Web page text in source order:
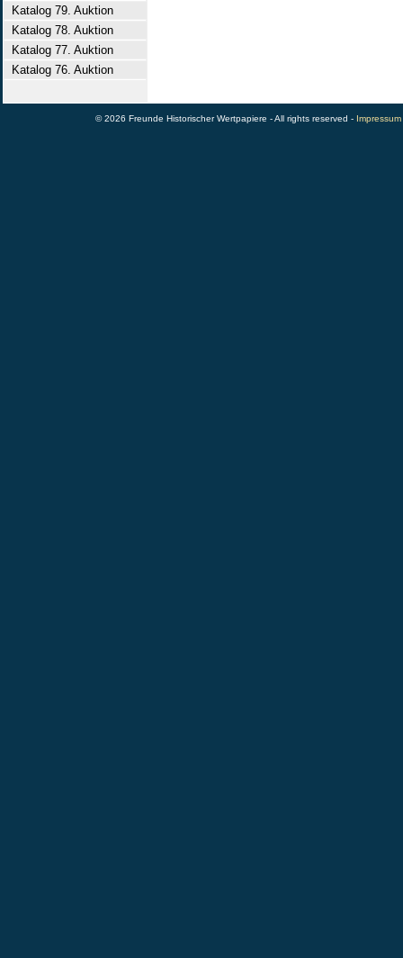
Katalog 79. Auktion
Katalog 78. Auktion
Katalog 77. Auktion
Katalog 76. Auktion
© 2026 Freunde Historischer Wertpapiere - All rights reserved - Impressum